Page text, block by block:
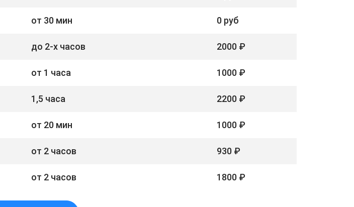
от 30 мин 0 руб
до 2-х часов 2000 ₽
от 1 часа 1000 ₽
1,5 часа 2200 ₽
от 20 мин 1000 ₽
от 2 часов 930 ₽
от 2 часов 1800 ₽